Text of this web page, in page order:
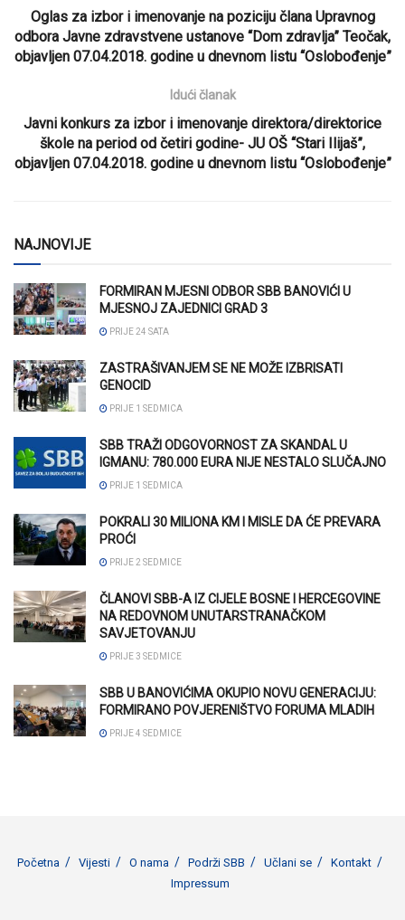
Oglas za izbor i imenovanje na poziciju člana Upravnog
odbora Javne zdravstvene ustanove “Dom zdravlja” Teočak,
objavljen 07.04.2018. godine u dnevnom listu “Oslobođenje”
Idući članak
Javni konkurs za izbor i imenovanje direktora/direktorice
škole na period od četiri godine- JU OŠ “Stari Ilijaš”,
objavljen 07.04.2018. godine u dnevnom listu “Oslobođenje”
NAJNOVIJE
FORMIRAN MJESNI ODBOR SBB BANOVIĆI U
MJESNOJ ZAJEDNICI GRAD 3
PRIJE 24 SATA
ZASTRAŠIVANJEM SE NE MOŽE IZBRISATI
GENOCID
PRIJE 1 SEDMICA
SBB TRAŽI ODGOVORNOST ZA SKANDAL U
IGMANU: 780.000 EURA NIJE NESTALO SLUČAJNO
PRIJE 1 SEDMICA
POKRALI 30 MILIONA KM I MISLE DA ĆE PREVARA
PROĆI
PRIJE 2 SEDMICE
ČLANOVI SBB-A IZ CIJELE BOSNE I HERCEGOVINE
NA REDOVNOM UNUTARSTRANAČKOM
SAVJETOVANJU
PRIJE 3 SEDMICE
SBB U BANOVIĆIMA OKUPIO NOVU GENERACIJU:
FORMIRANO POVJERENIŠTVO FORUMA MLADIH
PRIJE 4 SEDMICE
Početna Vijesti O nama Podrži SBB Učlani se
Kontakt
Impressum